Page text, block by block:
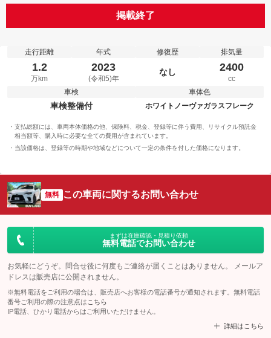
掲載終了
走行距離
1.2
万km
年式
2023
(令和5)年
修復歴
なし
排気量
2400
cc
車検
車検整備付
車体色
ホワイトノーヴァガラスフレーク
支払総額には、車両本体価格の他、保険料、税金、登録等に伴う費用、リサイクル預託金
相当額等、購入時に必要な全ての費用が含まれています。
当該価格は、登録等の時期や地域などについて一定の条件を付した価格になります。
無料 この車両に関するお問い合わせ
まずは在庫確認・見積り依頼
無料電話でお問い合わせ
お気軽にどうぞ。問合せ後に何度もご連絡が届くことはありません。 メールア
ドレスは販売店に公開されません。
※無料電話をご利用の場合は、販売店へお客様の電話番号が通知されます。無料電話
番号ご利用の際の注意点は こちら
IP電話、ひかり電話からはご利用いただけません。
詳細はこちら